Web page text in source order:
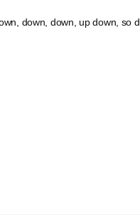
down, down, up down, so